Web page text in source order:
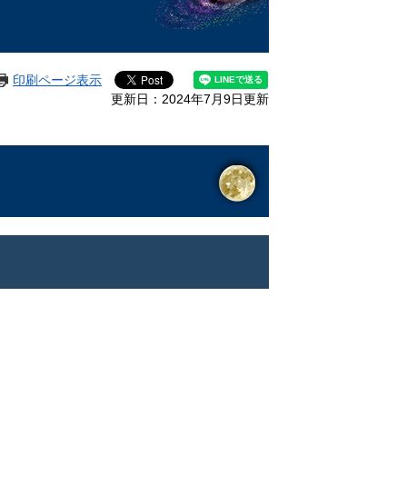
印刷ページ表示
更新日：2024年7月9日更新